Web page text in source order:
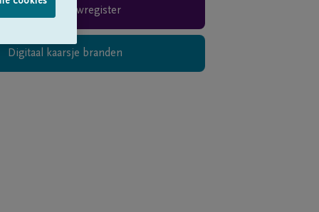
Rouwregister
Digitaal kaarsje branden